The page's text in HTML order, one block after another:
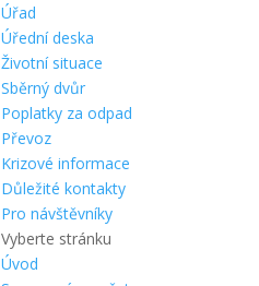
Úřad
Úřední deska
Životní situace
Sběrný dvůr
Poplatky za odpad
Převoz
Krizové informace
Důležité kontakty
Pro návštěvníky
Vyberte stránku
Úvod